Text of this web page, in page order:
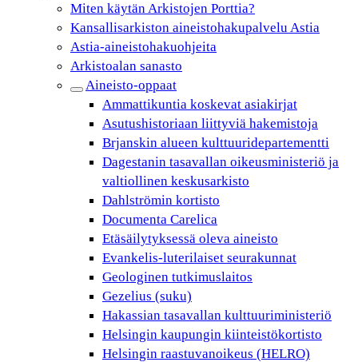
Miten käytän Arkistojen Porttia?
Kansallisarkiston aineistohakupalvelu Astia
Astia-aineistohakuohjeita
Arkistoalan sanasto
Aineisto-oppaat
Ammattikuntia koskevat asiakirjat
Asutushistoriaan liittyviä hakemistoja
Brjanskin alueen kulttuuridepartementti
Dagestanin tasavallan oikeusministeriö ja
valtiollinen keskusarkisto
Dahlströmin kortisto
Documenta Carelica
Etäsäilytyksessä oleva aineisto
Evankelis-luterilaiset seurakunnat
Geologinen tutkimuslaitos
Gezelius (suku)
Hakassian tasavallan kulttuuriministeriö
Helsingin kaupungin kiinteistökortisto
Helsingin raastuvanoikeus (HELRO)